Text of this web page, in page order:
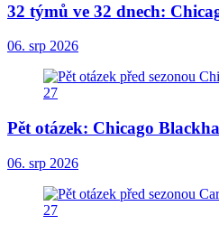
32 týmů ve 32 dnech:
06. srp 2026
Pět otázek: Chicago
06. srp 2026